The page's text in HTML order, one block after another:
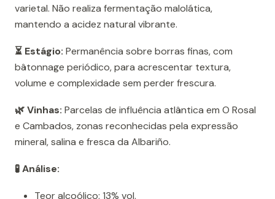
varietal. Não realiza fermentação malolática,
mantendo a acidez natural vibrante.
⏳ Estágio: Permanência sobre borras finas, com
bâtonnage periódico, para acrescentar textura,
volume e complexidade sem perder frescura.
🌿 Vinhas: Parcelas de influência atlântica em O Rosal
e Cambados, zonas reconhecidas pela expressão
mineral, salina e fresca da Albariño.
🧪 Análise:
Teor alcoólico: 13% vol.